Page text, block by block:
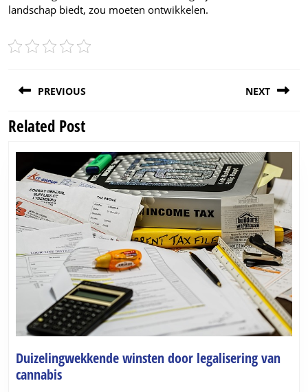
landschap biedt, zou moeten ontwikkelen.
navigation
PREVIOUS
Previous
NEXT
Related Post
Duizelingwekkende winsten door legalisering van
cannabisDuizelingwekkende